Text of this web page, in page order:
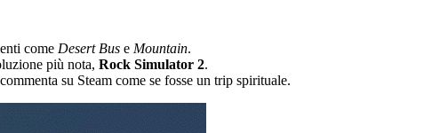
come Desert Bus e Mountain.
più nota, Rock Simulator 2.
su Steam come se fosse un trip spirituale.